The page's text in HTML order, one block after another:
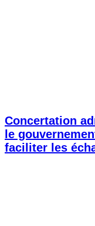
Concertation
le
faciliter les